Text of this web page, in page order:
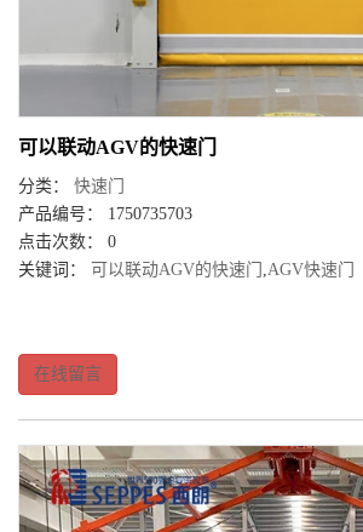
可以联动AGV的快速门
分类： 快速门
产品编号： 1750735703
点击次数： 0
关键词： 可以联动AGV的快速门 AGV快速门
在线留言